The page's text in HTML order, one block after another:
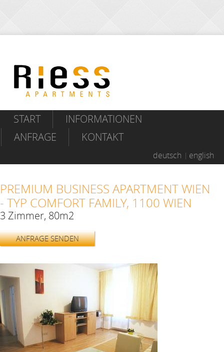
START
INFORMATIONEN
ANFRAGE
KONTAKT
deutsch english
PREMIUM BUSINESS APARTMENT WIEN
- TYP COMFORT FAMILY, 1100 WIEN
3 Zimmer, 80m2
ANFRAGE SENDEN